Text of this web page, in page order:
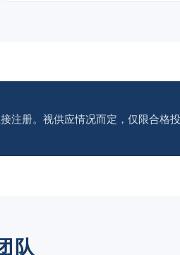
注册。视供应情况而定，仅限合格投
队